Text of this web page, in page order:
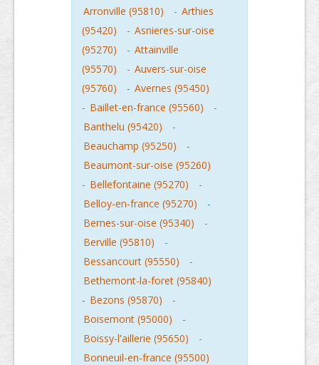
Arronville (95810)
- Arthies
(95420)
- Asnieres-sur-oise
(95270)
- Attainville
(95570)
- Auvers-sur-oise
(95760)
- Avernes (95450)
- Baillet-en-france (95560)
-
Banthelu (95420)
-
Beauchamp (95250)
-
Beaumont-sur-oise (95260)
- Bellefontaine (95270)
-
Belloy-en-france (95270)
-
Bernes-sur-oise (95340)
-
Berville (95810)
-
Bessancourt (95550)
-
Bethemont-la-foret (95840)
- Bezons (95870)
-
Boisemont (95000)
-
Boissy-l'aillerie (95650)
-
Bonneuil-en-france (95500)